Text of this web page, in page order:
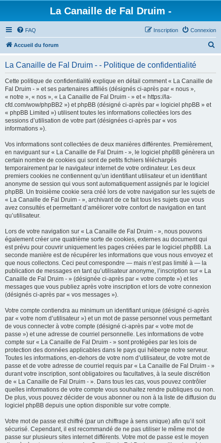
La Canaille de Fal Druim -
FAQ Connexion
Inscription
Accueil du forum
La Canaille de Fal Druim - - Politique de confidentialité
Cette politique de confidentialité explique en détail comment « La Canaille de
Fal Druim - » et ses partenaires affiliés (désignés ci-après par « nous »,
« notre », « nos », « La Canaille de Fal Druim - » et « https://la-
cfd.com/wow/phpBB2 ») et phpBB (désigné ci-après par « logiciel phpBB » et
« phpBB Limited ») utilisent toutes les informations collectées lors des
sessions d’utilisation de votre part (désignées ci-après par « vos
informations »).
Vos informations sont collectées de deux manières différentes. Premièrement,
en naviguant sur « La Canaille de Fal Druim - », le logiciel phpBB génèrera un
certain nombre de cookies qui sont de petits fichiers téléchargés
temporairement par le navigateur internet de votre ordinateur. Les deux
premiers cookies ne contiennent qu’un identifiant utilisateur et un identifiant
anonyme de session qui vous sont automatiquement assignés par le logiciel
phpBB. Un troisième cookie sera créé lors de votre navigation sur les sujets de
« La Canaille de Fal Druim - », archivant de ce fait tous les sujets que vous
avez consultés et permettant d’améliorer votre confort de navigation en tant
qu’utilisateur.
Lors de votre navigation sur « La Canaille de Fal Druim - », nous pouvons
également créer une quatrième sorte de cookies, externes au document qui
est prévu pour couvrir uniquement les pages créées par le logiciel phpBB. La
seconde manière est de récupérer les informations que vous nous envoyez et
que nous collectons. Ceci peut correspondre — mais n’est pas limité à — la
publication de messages en tant qu’utilisateur anonyme, l’inscription sur « La
Canaille de Fal Druim - » (désignée ci-après par « votre compte ») et les
messages que vous publiez après votre inscription et lors de votre connexion
(désignés ci-après par « vos messages »).
Votre compte contiendra au minimum un identifiant unique (désigné ci-après
par « votre nom d’utilisateur ») et un mot de passe personnel vous permettant
de vous connecter à votre compte (désigné ci-après par « votre mot de
passe ») et une adresse de courriel personnelle. Les informations de votre
compte sur « La Canaille de Fal Druim - » sont protégées par les lois de
protection des données applicables dans le pays qui héberge notre serveur.
Toutes les informations, en-dehors de votre nom d’utilisateur, de votre mot de
passe et de votre adresse de courriel requis par « La Canaille de Fal Druim - »
durant votre inscription, sont obligatoires ou facultatives, à la seule discrétion
de « La Canaille de Fal Druim - ». Dans tous les cas, vous pouvez contrôler
quelles informations de votre compte vous souhaitez rendre publiques ou non.
De plus, vous pouvez décider de vous abonner ou non à la liste de diffusion du
logiciel phpBB depuis une option disponible sur votre compte.
Votre mot de passe est chiffré (par un chiffrage à sens unique) afin qu’il soit
sécurisé. Cependant, il est recommandé de ne pas utiliser le même mot de
passe sur plusieurs sites internet différents. Votre mot de passe est le moyen